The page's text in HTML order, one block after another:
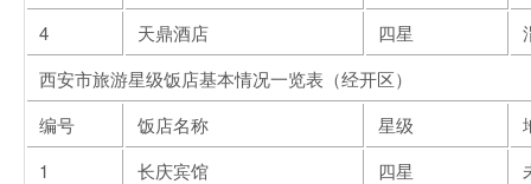
4
天鼎酒店 四星
西安市旅游星级饭店基本情况一览表（经开区）
编号
饭店名称 星级
1
长庆宾馆 四星